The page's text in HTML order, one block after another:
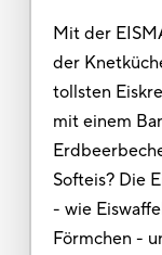
Mit der
der
tollsten
mit einem
Softeis? Die
- wie
Förmchen -